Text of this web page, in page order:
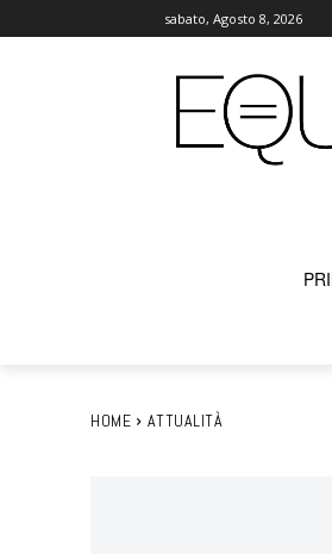
sabato, Agosto 8, 2026
HOME ATTUALITÀ